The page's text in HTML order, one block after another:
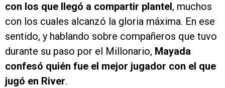
con los que llegó a compartir plantel, muchos
con los cuales alcanzó la gloria máxima. En ese
sentido, y hablando sobre compañeros que tuvo
durante su paso por el Millonario, Mayada
confesó quién fue el mejor jugador con el que
jugó en River.